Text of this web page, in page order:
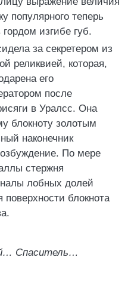
популярного теперь
изгибе губ.
за секретером из
реликвией, которая,
его
после
в Уралсс. Она
блокноту золотым
наконечник
По мере
стержня
лобных долей
поверхности блокнота
Спаситель…